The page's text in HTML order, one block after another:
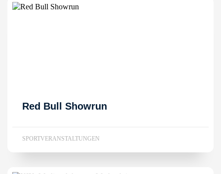
Red Bull Showrun
SPORTVERANSTALTUNGEN